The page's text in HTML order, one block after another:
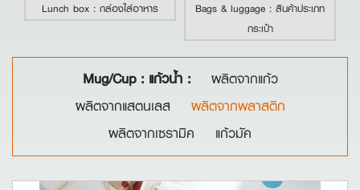
Lunch box : กล่องใส่อาหาร
Bags & luggage : สินค้าประเภท
กระเป๋า
Mug/Cup : แก้วน้ำ :
ผลิตจากแก้ว
ผลิตจากแสตนเลส
ผลิตจากพลาสติก
ผลิตจากเซรามิิค
แก้วมัค